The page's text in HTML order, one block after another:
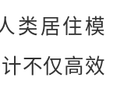
类居住模
不仅高效